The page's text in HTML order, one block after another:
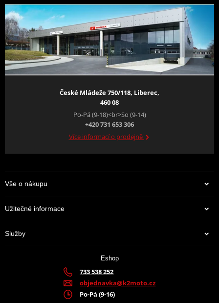
České Mládeže 750/118, Liberec,
460 08
Po-Pá (9-18)<br>So (9-14)
+420 731 653 306
Více informací o prodejně
Vše o nákupu
Užitečné informace
Služby
Eshop
733 538 252
objednavka@k2moto.cz
Po-Pá (9-16)